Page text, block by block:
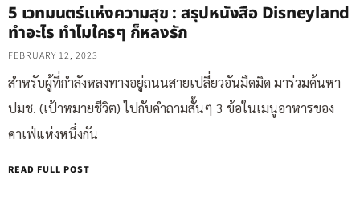
5 เวทมนตร์แห่งความสุข : สรุปหนังสือ Disneyland
ทำอะไร ทำไมใครๆ ก็หลงรัก
FEBRUARY 12, 2023
สำหรับผู้ที่กำลังหลงทางอยู่ถนนสายเปลี่ยวอันมืดมิด มาร่วมค้นหา
ปมช. (เป้าหมายชีวิต) ไปกับคำถามสั้นๆ 3 ข้อในเมนูอาหารของ
คาเฟ่แห่งหนึ่งกัน
READ FULL POST